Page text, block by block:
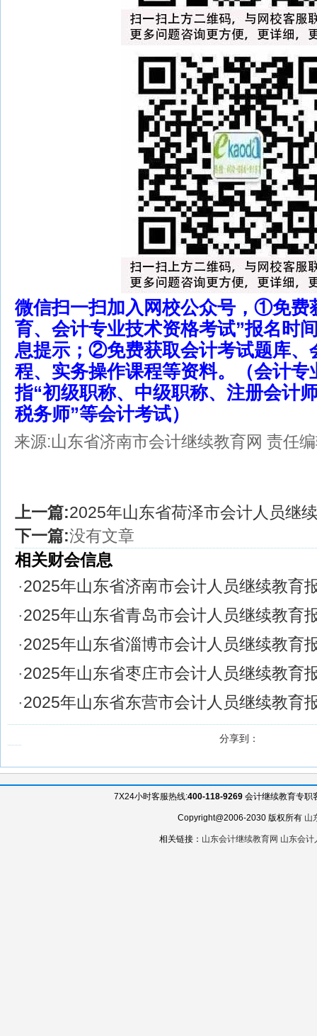
微信扫一扫加入网校公众号，①免费
育、会计专业技术资格考试”报名时
息提示；②免费获取会计考试题库、
程、实务操作课程等资料。（会计专
指“初级职称、中级职称、注册会计
税务师”等会计考试）
来源:山东省济南市会计继续教育网 责任
上一篇:2025年山东省荷泽市会计人员继
下一篇:没有文章
相关财会信息
·2025年山东省济南市会计人员继续教育
·2025年山东省青岛市会计人员继续教育
·2025年山东省淄博市会计人员继续教育
·2025年山东省枣庄市会计人员继续教育
·2025年山东省东营市会计人员继续教育
分享到：
7X24小时客服热线:400-118-9269 会计继续教育专职
Copyright@2006-2030 版权所有 山
相关链接： 山东会计继续教育网 山东会计